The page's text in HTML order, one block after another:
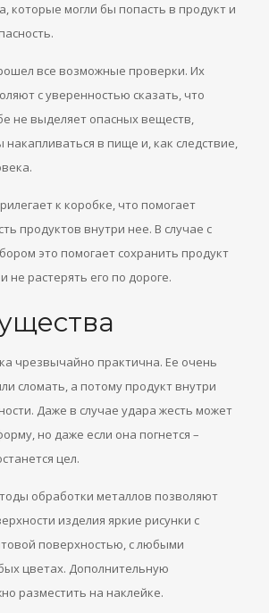
которые могли бы попасть в продукт и
все возможные проверки. Их
с уверенностью сказать, что
не выделяет опасных веществ,
накапливаться в пище и, как следствие,
к коробке, что помогает
продуктов внутри нее. В случае с
это помогает сохранить продукт
не растерять его по дороге.
чрезвычайно практична. Ее очень
сломать, а потому продукт внутри
Даже в случае удара жесть может
но даже если она погнется –
цел.
обработки металлов позволяют
изделия яркие рисунки с
поверхностью, с любыми
цветах. Дополнительную
разместить на наклейке.